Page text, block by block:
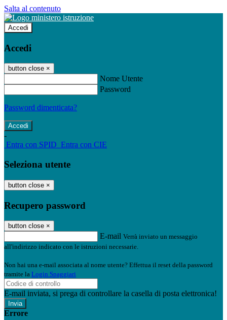
Salta al contenuto
Accedi
Accedi
button close ×
Nome Utente
Password
Password dimenticata?
-
Entra con SPID Entra con CIE
Seleziona utente
button close ×
Recupero password
button close ×
E-mail Verrà inviato un messaggio
all'indirizzo indicato con le istruzioni necessarie.
Non hai una e-mail associata al nome utente? Effettua il reset della password
tramite la Login Spaggiari
E-mail inviata, si prega di controllare la casella di posta elettronica!
Errore